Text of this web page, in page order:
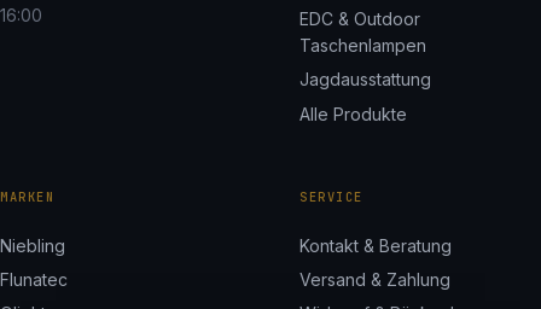
16:00
EDC & Outdoor
Taschenlampen
Jagdausstattung
Alle Produkte
MARKEN
Niebling
Flunatec
SERVICE
Kontakt & Beratung
Versand & Zahlung